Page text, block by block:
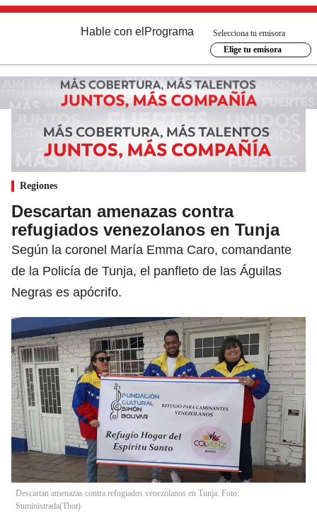
Hable con el Programa
Selecciona tu emisora
Elige tu emisora
Regiones
Descartan amenazas contra
refugiados venezolanos en Tunja
Según la coronel María Emma Caro, comandante
de la Policía de Tunja, el panfleto de las Águilas
Negras es apócrifo.
Descartan amenazas contra refugiados venezolanos en Tunja. Foto:
Suministrada(Thot)